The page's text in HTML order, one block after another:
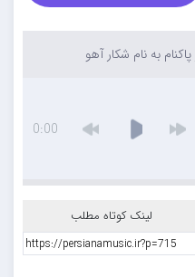
به نام شکار آهو
0:00
لینک کوتاه مطلب